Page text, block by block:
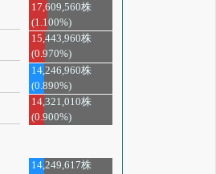
17,609,560株
(1.100%)
15,443,960株
(0.970%)
14,246,960株
(0.890%)
14,321,010株
(0.900%)
14,249,617株